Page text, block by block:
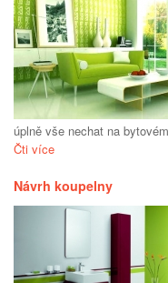
úplně vše nechat na
Čti více
Návrh koupelny